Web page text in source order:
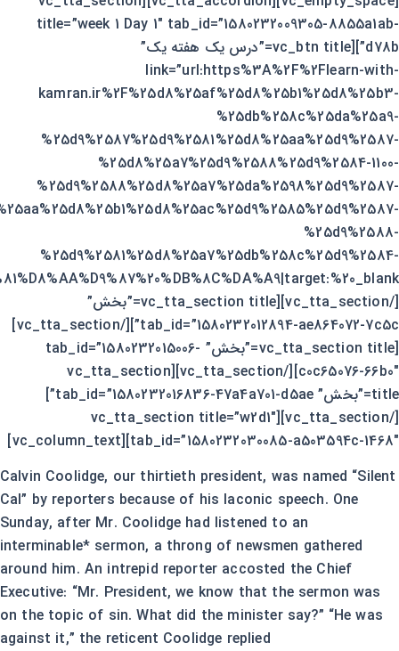
title=”week 1 Day 1″ tab_id=”1580232009305-8855a1ab-
d78b”][vc_btn title=”درس یک هفته یک”
link=”url:https%3A%2F%2Flearn-with-
kamran.ir%2F%25d8%25af%25d8%25b1%25d8%25b3-
%25db%258c%25da%25a9-
%25d9%2587%25d9%2581%25d8%25aa%25d9%2587-
%25d8%25a7%25d9%2588%25d9%2584-1100-
%25d9%2588%25d8%25a7%25da%2598%25d9%2587-
%25d9%2588-
%25d9%2581%25d8%25a7%25db%258c%25d9%2584-
[/vc_tta_section][vc_tta_section title=”بخش”
tab_id=”1580232012894-ae864072-7c5c”][/vc_tta_section]
[vc_tta_section title=”بخش” tab_id=”1580232015006-
c0c65076-66b0″][/vc_tta_section][vc_tta_section
title=”بخش” tab_id=”1580232016836-47a4a701-d5ae”]
[/vc_tta_section][vc_tta_section title=”w2d1″
tab_id=”1580232030085-a503594c-1468″][vc_column_text]
Calvin Coolidge, our thirtieth president, was named “Silent
Cal” by reporters because of his laconic speech. One
Sunday, after Mr. Coolidge had listened to an
interminable* sermon, a throng of newsmen gathered
around him. An intrepid reporter accosted the Chief
Executive: “Mr. President, we know that the sermon was
on the topic of sin. What did the minister say?” “He was
against it,” the reticent Coolidge replied